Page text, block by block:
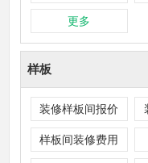
更多
样板
装修样板间报价
样板间装修费用